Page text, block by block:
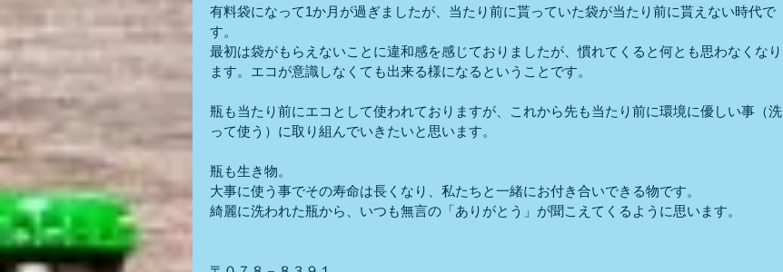
有料袋になって1か月が過ぎましたが、当たり前に貰っていた袋が当たり前に貰えない時代で
す。
最初は袋がもらえないことに違和感を感じておりましたが、慣れてくると何とも思わなくなり
ます。エコが意識しなくても出来る様になるということです。
瓶も当たり前にエコとして使われておりますが、これから先も当たり前に環境に優しい事（洗
って使う）に取り組んでいきたいと思います。
瓶も生き物。
大事に使う事でその寿命は長くなり、私たちと一緒にお付き合いできる物です。
綺麗に洗われた瓶から、いつも無言の「ありがとう」が聞こえてくるように思います。